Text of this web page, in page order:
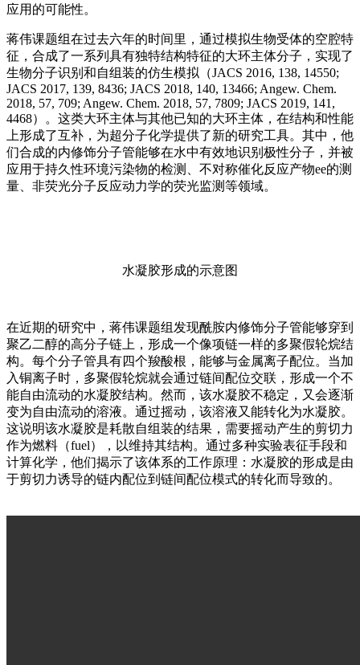
应用的可能性。
蒋伟课题组在过去六年的时间里，通过模拟生物受体的空腔特
征，合成了一系列具有独特结构特征的大环主体分子，实现了
生物分子识别和自组装的仿生模拟（JACS 2016, 138, 14550;
JACS 2017, 139, 8436; JACS 2018, 140, 13466; Angew. Chem.
2018, 57, 709; Angew. Chem. 2018, 57, 7809; JACS 2019, 141,
4468）。这类大环主体与其他已知的大环主体，在结构和性能
上形成了互补，为超分子化学提供了新的研究工具。其中，他
们合成的内修饰分子管能够在水中有效地识别极性分子，并被
应用于持久性环境污染物的检测、不对称催化反应产物ee的测
量、非荧光分子反应动力学的荧光监测等领域。
水凝胶形成的示意图
在近期的研究中，蒋伟课题组发现酰胺内修饰分子管能够穿到
聚乙二醇的高分子链上，形成一个像项链一样的多聚假轮烷结
构。每个分子管具有四个羧酸根，能够与金属离子配位。当加
入铜离子时，多聚假轮烷就会通过链间配位交联，形成一个不
能自由流动的水凝胶结构。然而，该水凝胶不稳定，又会逐渐
变为自由流动的溶液。通过摇动，该溶液又能转化为水凝胶。
这说明该水凝胶是耗散自组装的结果，需要摇动产生的剪切力
作为燃料（fuel），以维持其结构。通过多种实验表征手段和
计算化学，他们揭示了该体系的工作原理：水凝胶的形成是由
于剪切力诱导的链内配位到链间配位模式的转化而导致的。